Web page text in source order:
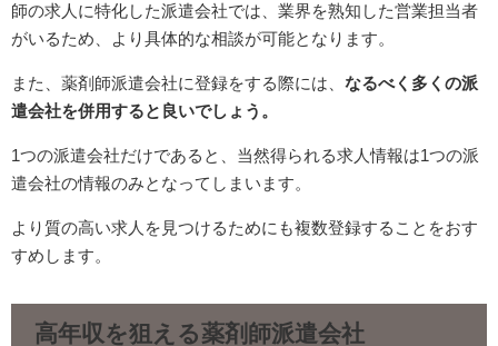
師の求人に特化した派遣会社では、業界を熟知した営業担当者
がいるため、より具体的な相談が可能となります。
また、薬剤師派遣会社に登録をする際には、 なるべく多くの派
遣会社を併用すると良いでしょう。
1つの派遣会社だけであると、当然得られる求人情報は1つの派
遣会社の情報のみとなってしまいます。
より質の高い求人を見つけるためにも複数登録することをおす
すめします。
高年収を狙える薬剤師派遣会社